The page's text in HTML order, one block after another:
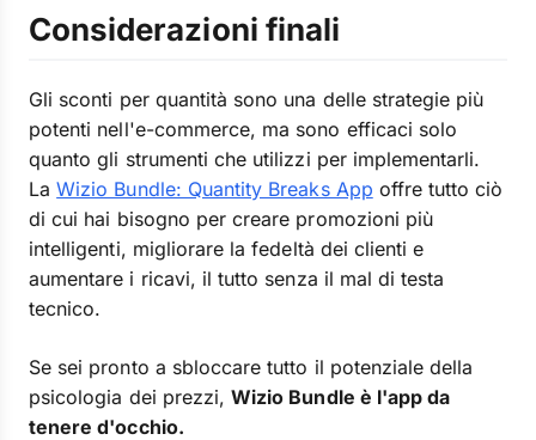
Considerazioni finali
Gli sconti per quantità sono una delle strategie più
potenti nell'e-commerce, ma sono efficaci solo
quanto gli strumenti che utilizzi per implementarli.
LaWizio Bundle: Quantity Breaks App offre tutto ciò
di cui hai bisogno per creare promozioni più
intelligenti, migliorare la fedeltà dei clienti e
aumentare i ricavi, il tutto senza il mal di testa
tecnico.
Se sei pronto a sbloccare tutto il potenziale della
psicologia dei prezzi,Wizio Bundle è l'app da
tenere d'occhio.